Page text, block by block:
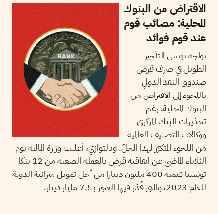
الاقتراض من البنوك
المحلية: مصائب قوم
عند قوم فوائد
تواجه تونس التأخير
الطويل في صرف قرض
صندوق النقد الدولي
باللجوء إلى الاقتراض من
البنوك المحلية، رغم
تحذيرات البنك المركزي
ووكالات التصنيف العالمية
من اللجوء المتكرّر لهذا الحلّ. وبالتوازي، أعلنت وزارة المالية يوم
الثلاثاء الماضي عن اتفاقية قرض بالعملة الصعبة من 12 بنكا
تونسيا قيمته 400 مليون دينارا من أجل تمويل ميزانية الدولة
للعام 2023، والتي قُدّر فيها العجز بـ7.5 مليار دينار.